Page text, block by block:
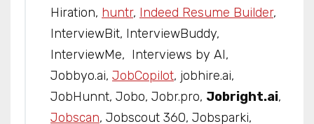
Hiration, huntr, Indeed Resume Builder,
InterviewBit, InterviewBuddy,
InterviewMe, Interviews by AI,
Jobbyo.ai, JobCopilot, jobhire.ai,
JobHunnt, Jobo, Jobr.pro, Jobright.ai,
Jobscan, Jobscout 360, Jobsparki,